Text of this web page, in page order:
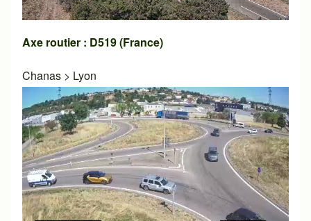
Axe routier : D519 (France)
Chanas > Lyon